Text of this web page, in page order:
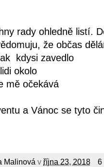
rady ohledně listí.
že občas
kdysi zavedlo
okolo
mě očekává
a Vánoc se tyto
Malinová v října 23, 2018
6